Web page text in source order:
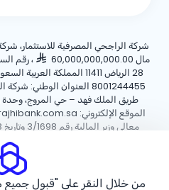
شركة الراجحي المصرفية للاستثمار،
مال 60,000,000,000.00
28 الرياض 11411 المملكة العربية السعودية، هاتف:
وإشراف البنك
سياسة ملفات تعريف الارتباط
من خلال النقر على "قبول جميع